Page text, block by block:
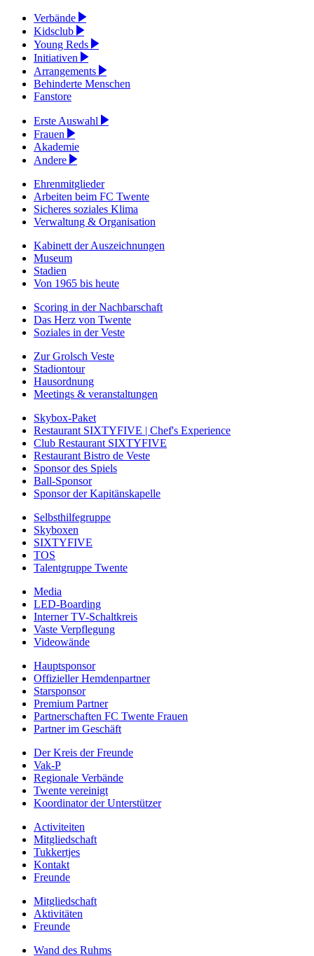
Verbände
Kidsclub
Young Reds
Initiativen
Arrangements
Behinderte Menschen
Fanstore
Erste Auswahl
Frauen
Akademie
Andere
Ehrenmitglieder
Arbeiten beim FC Twente
Sicheres soziales Klima
Verwaltung & Organisation
Kabinett der Auszeichnungen
Museum
Stadien
Von 1965 bis heute
Scoring in der Nachbarschaft
Das Herz von Twente
Soziales in der Veste
Zur Grolsch Veste
Stadiontour
Hausordnung
Meetings & veranstaltungen
Skybox-Paket
Restaurant SIXTYFIVE | Chef's Experience
Club Restaurant SIXTYFIVE
Restaurant Bistro de Veste
Sponsor des Spiels
Ball-Sponsor
Sponsor der Kapitänskapelle
Selbsthilfegruppe
Skyboxen
SIXTYFIVE
TOS
Talentgruppe Twente
Media
LED-Boarding
Interner TV-Schaltkreis
Vaste Verpflegung
Videowände
Hauptsponsor
Offizieller Hemdenpartner
Starsponsor
Premium Partner
Partnerschaften FC Twente Frauen
Partner im Geschäft
Der Kreis der Freunde
Vak-P
Regionale Verbände
Twente vereinigt
Koordinator der Unterstützer
Activiteiten
Mitgliedschaft
Tukkertjes
Kontakt
Freunde
Mitgliedschaft
Aktivitäten
Freunde
Wand des Ruhms